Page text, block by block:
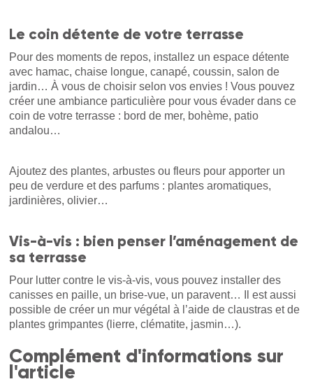
Le coin détente de votre terrasse
Pour des moments de repos, installez un espace détente
avec hamac, chaise longue, canapé, coussin, salon de
jardin… À vous de choisir selon vos envies ! Vous pouvez
créer une ambiance particulière pour vous évader dans ce
coin de votre terrasse : bord de mer, bohème, patio
andalou…
Ajoutez des plantes, arbustes ou fleurs pour apporter un
peu de verdure et des parfums : plantes aromatiques,
jardinières, olivier…
Vis-à-vis : bien penser l’aménagement de
sa terrasse
Pour lutter contre le vis-à-vis, vous pouvez installer des
canisses en paille, un brise-vue, un paravent… Il est aussi
possible de créer un mur végétal à l’aide de claustras et de
plantes grimpantes (lierre, clématite, jasmin…).
Complément d'informations sur
l'article